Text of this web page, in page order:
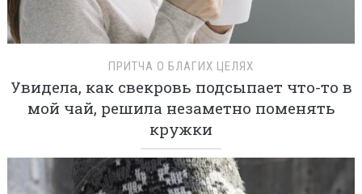
ПРИТЧА О БЛАГИХ ЦЕЛЯХ
Увидела, как свекровь подсыпает что-то в
мой чай, решила незаметно поменять
кружки